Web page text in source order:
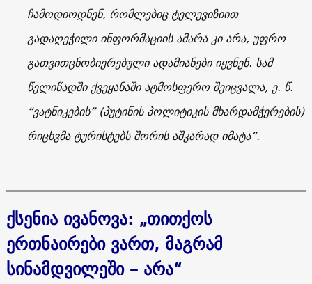
ჩამოდიოდნენ, რომლებიც ტელევიზიით
გადაღეჭილი ინფორმაციის ამარა კი არა, უფრო
გათვითცნობიერებული ადამიანები იყვნენ. სამ
წელიწადში ქვეყანაში ატმოსფერო შეიცვალა, ე. წ.
“ვატნიკების” (პუტინის პოლიტიკის მხარდამჭერების)
რიცხვმა ტურისტებს შორის აშკარად იმატა”.
ქსენია ივანოვა: „თითქოს
ერთნაირები ვართ, მაგრამ
სინამდვილეში – არა“